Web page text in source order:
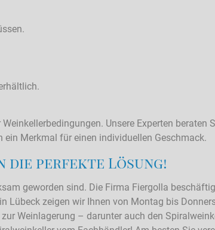
Unsere Experten
Merkmal für einen individuellen Geschmack.
perfekte Lösung!
geworden sind. Die Firma Fiergolla
Lübeck zeigen wir Ihnen von Montag bis
Weinlagerung – darunter auch den